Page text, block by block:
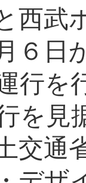
西武
６日
行を
を見
交通